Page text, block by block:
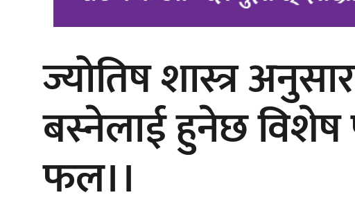
‘आइतबारको अफिस’ को परिचर्चा सम्पन्न
ज्योतिष शास्त्र
बस्नेलाई हुनेछ विशेष
फल।।